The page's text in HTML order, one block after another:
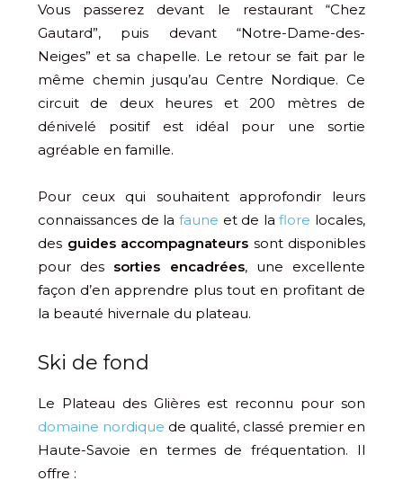
Vous passerez devant le restaurant “Chez
Gautard”, puis devant “Notre-Dame-des-
Neiges” et sa chapelle. Le retour se fait par le
même chemin jusqu’au Centre Nordique. Ce
circuit de deux heures et 200 mètres de
dénivelé positif est idéal pour une sortie
agréable en famille.
Pour ceux qui souhaitent approfondir leurs
connaissances de la faune et de laflore locales,
des guides accompagnateurs sont disponibles
pour des sorties encadrées, une excellente
façon d’en apprendre plus tout en profitant de
la beauté hivernale du plateau.
Ski de fond
Le Plateau des Glières est reconnu pour son
domaine nordique de qualité, classé premier en
Haute-Savoie en termes de fréquentation. Il
offre :